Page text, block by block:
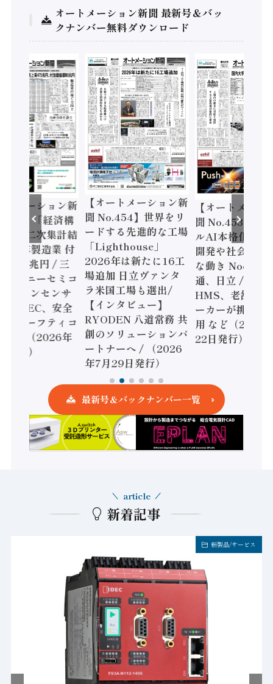
オートメーション新聞 最新号＆バッ
クナンバー無料ダウンロード
トメーション新
】「経済構
調査二次集計結
年製造業 付
額86兆円 / 三
とソニーセミコ
ジョンセンサ
/ IDEC、安全
すセーフティコ
ーラ（2026年
発行）
【オートメーション新
聞 No.454】世界をリ
ードする先進的な工場
「Lighthouse」
2026年は新たに16工
場追加 日立ヴァンタ
ラ米国工場も選出/
【インタビュー】
RYODEN 八道常務 共
創のソリューションパ
ートナーへ / （2026
年7月29日発行）
【オートメーシ
聞 No.453】フ
ルAI本格化へ
開発や社会実装
な動き Noetra
通、日立 / 兵神
HMS、老舗ポ
ーカーが挑むデ
用 など（2026
22日発行）
最新号＆バックナンバー一覧
新着記事
article
新製品/サービス